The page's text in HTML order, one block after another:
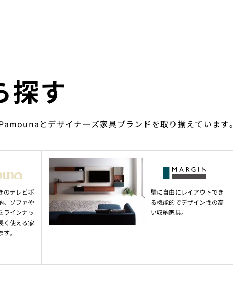
探す
とデザイナーズ家具ブランドを取り揃えています。
のテレビボ
、ソファや
ラインナッ
く使える家
。
壁に自由にレイアウトでき
る機能的でデザイン性の高
い収納家具。